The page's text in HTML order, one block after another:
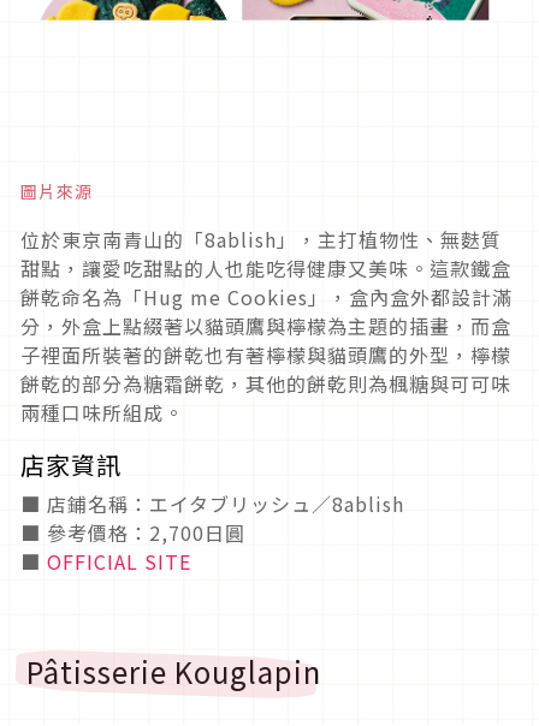
圖片來源
位於東京南青山的「8ablish」，主打植物性、無麩質
甜點，讓愛吃甜點的人也能吃得健康又美味。這款鐵盒
餅乾命名為「Hug me Cookies」，盒內盒外都設計滿
分，外盒上點綴著以貓頭鷹與檸檬為主題的插畫，而盒
子裡面所裝著的餅乾也有著檸檬與貓頭鷹的外型，檸檬
餅乾的部分為糖霜餅乾，其他的餅乾則為楓糖與可可味
兩種口味所組成。
店家資訊
■ 店鋪名稱：エイタブリッシュ／8ablish
■ 參考價格：2,700日圓
■ OFFICIAL SITE
Pâtisserie Kouglapin